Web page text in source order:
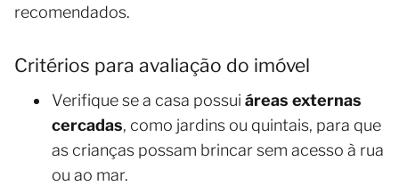
recomendados.
Critérios para avaliação do imóvel
Verifique se a casa possui áreas externas
cercadas, como jardins ou quintais, para que
as crianças possam brincar sem acesso à rua
ou ao mar.